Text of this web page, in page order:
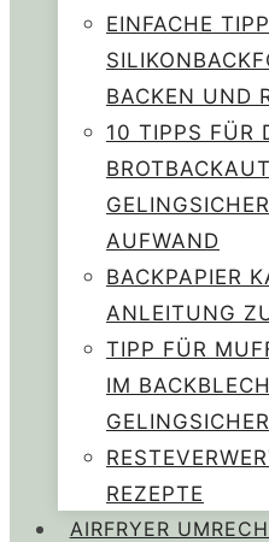
EINFACHE
BACKEN UND
10 TIPPS FÜR
AUFWAND
BACKPAPIER
ANLEITUNG
TIPP FÜR
IM
REZEPTE
AIRFRYER